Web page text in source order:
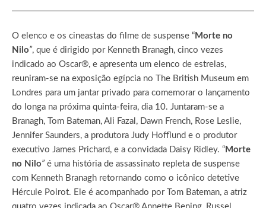
O elenco e os cineastas do filme de suspense “ Morte no
Nilo”, que é dirigido por Kenneth Branagh, cinco vezes
indicado ao Oscar®, e apresenta um elenco de estrelas,
reuniram-se na exposição egípcia no The British Museum em
Londres para um jantar privado para comemorar o lançamento
do longa na próxima quinta-feira, dia 10. Juntaram-se a
Branagh, Tom Bateman, Ali Fazal, Dawn French, Rose Leslie,
Jennifer Saunders, a produtora Judy Hofflund e o produtor
executivo James Prichard, e a convidada Daisy Ridley. “ Morte
no Nilo” é uma história de assassinato repleta de suspense
com Kenneth Branagh retornando como o icônico detetive
Hércule Poirot. Ele é acompanhado por Tom Bateman, a atriz